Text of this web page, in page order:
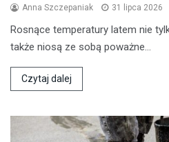
Anna Szczepaniak 31 lipca 2026
Rosnące temperatury latem nie
także niosą ze sobą poważne…
Czytaj dalej